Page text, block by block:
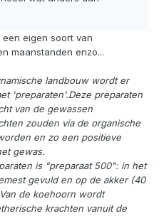
eigen soort van
maanstanden enzo...
landbouw wordt er
'preparaten'.Deze preparaten
van de gewassen
zouden via de organische
en zo een positieve
gewas.
is "preparaat 500": in het
gevuld en op de akker (40
de koehoorn wordt
krachten vanuit de